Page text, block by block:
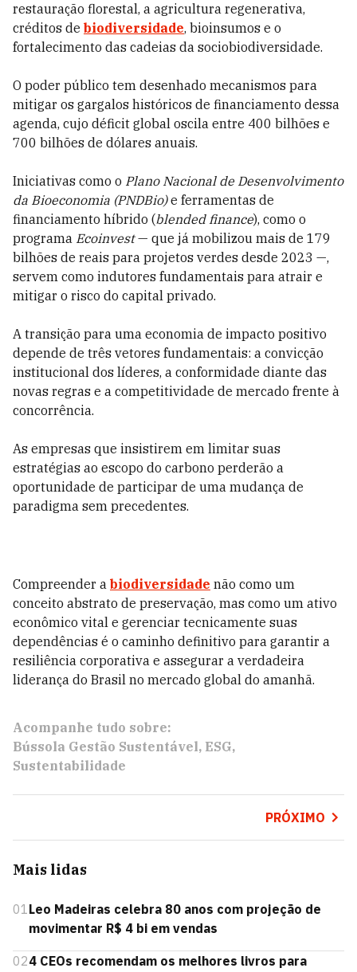
restauração florestal, a agricultura regenerativa,
créditos de biodiversidade, bioinsumos e o
fortalecimento das cadeias da sociobiodiversidade.
O poder público tem desenhado mecanismos para
mitigar os gargalos históricos de financiamento dessa
agenda, cujo déficit global oscila entre 400 bilhões e
700 bilhões de dólares anuais.
Iniciativas como o Plano Nacional de Desenvolvimento
da Bioeconomia (PNDBio)e ferramentas de
financiamento híbrido (blended finance), como o
programa Ecoinvest— que já mobilizou mais de 179
bilhões de reais para projetos verdes desde 2023 —,
servem como indutores fundamentais para atrair e
mitigar o risco do capital privado.
A transição para uma economia de impacto positivo
depende de três vetores fundamentais: a convicção
institucional dos líderes, a conformidade diante das
novas regras e a competitividade de mercado frente à
concorrência.
As empresas que insistirem em limitar suas
estratégias ao escopo do carbono perderão a
oportunidade de participar de uma mudança de
paradigma sem precedentes.
Compreender a biodiversidade não como um
conceito abstrato de preservação, mas como um ativo
econômico vital e gerenciar tecnicamente suas
dependências é o caminho definitivo para garantir a
resiliência corporativa e assegurar a verdadeira
liderança do Brasil no mercado global do amanhã.
Acompanhe tudo sobre:
Bússola Gestão Sustentável ESG
Sustentabilidade
PRÓXIMO
Mais lidas
01Leo Madeiras celebra 80 anos com projeção de
movimentar R$ 4 bi em vendas
024 CEOs recomendam os melhores livros para